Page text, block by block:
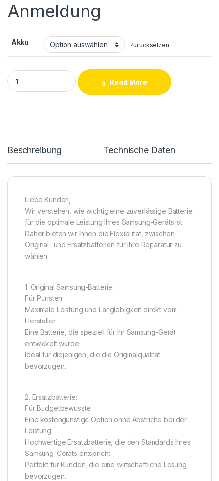
Anmeldung
Akku Zurücksetzen
Samsung Galaxy A30 (A307F) Akku Reparatur / Tausch
Read More
Beschreibung Technische Daten
Liebe Kunden,
Wir verstehen, wie wichtig eine zuverlässige Batterie
für die optimale Leistung Ihres Samsung-Geräts ist.
Daher bieten wir Ihnen die Flexibilität, zwischen
Original- und Ersatzbatterien für Ihre Reparatur zu
wählen.
1. Original Samsung-Batterie:
Für Puristen:
Maximale Leistung und Langlebigkeit direkt vom
Hersteller.
Eine Batterie, die speziell für Ihr Samsung-Gerät
entwickelt wurde.
Ideal für diejenigen, die die Originalqualität
bevorzugen.
2. Ersatzbatterie:
Für Budgetbewusste:
Eine kostengünstige Option ohne Abstriche bei der
Leistung.
Hochwertige Ersatzbatterie, die den Standards Ihres
Samsung-Geräts entspricht.
Perfekt für Kunden, die eine wirtschaftliche Lösung
bevorzugen.